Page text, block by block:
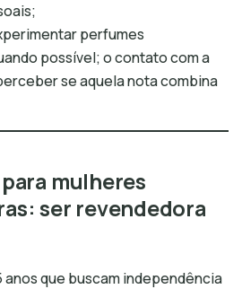
perfumes
possível; o contato com a
se aquela nota combina
mulheres
ser revendedora
anos que buscam independência